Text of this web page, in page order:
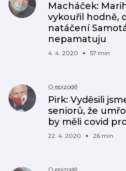
Macháček:
vykouřil hodně,
natáčení
nepamatuju
4. 4. 2020 57 min
O epizodě
Pirk: Vyděsili
seniorů, že
by měli covid
22. 4. 2020 26 min
O epizodě